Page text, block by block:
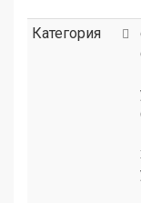
Категория